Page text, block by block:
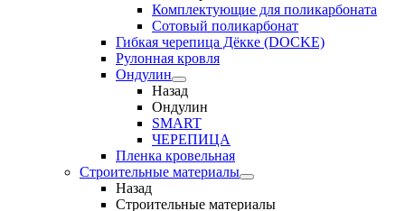
Комплектующие для поликарбоната
Сотовый поликарбонат
Гибкая черепица Дёкке (DOCKE)
Рулонная кровля
Ондулин
Назад
Ондулин
SMART
ЧЕРЕПИЦА
Пленка кровельная
Строительные материалы
Назад
Строительные материалы